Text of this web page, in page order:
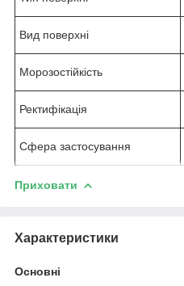
Вид поверхні
Морозостійкість
Ректифікація
Сфера застосування
Приховати
Характеристики
Основні